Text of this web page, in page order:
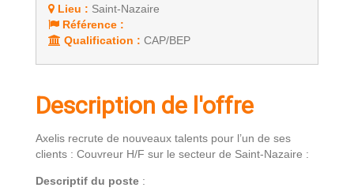
Lieu : Saint-Nazaire
Référence :
Qualification : CAP/BEP
Description de l'offre
Axelis recrute de nouveaux talents pour l’un de ses
clients : Couvreur H/F sur le secteur de Saint-Nazaire :
Descriptif du poste :